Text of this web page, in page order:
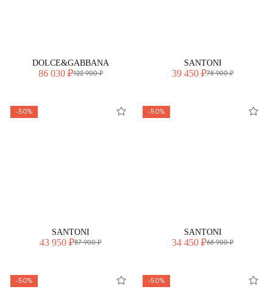
DOLCE&GABBANA
86 030 ₽122 900 ₽
SANTONI
39 450 ₽78 900 ₽
-50%
SANTONI
43 950 ₽87 900 ₽
-50%
SANTONI
34 450 ₽68 900 ₽
-50% -50%